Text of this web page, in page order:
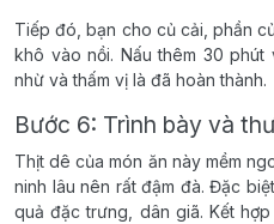
Tiếp đó, bạn cho củ cải, phần
khô vào nồi. Nấu thêm 30
nhừ và thấm vị là đã hoàn thành.
Bước 6: Trình bày và
Thịt dê của món ăn này mềm
ninh lâu nên rất đậm đà. Đặc
quả đặc trưng, dân giã. Kết